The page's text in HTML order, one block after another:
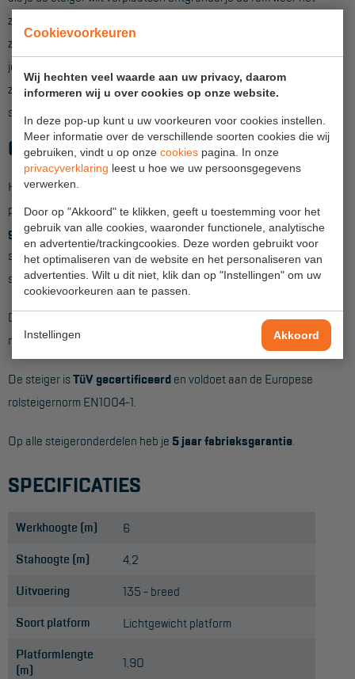
Cookievoorkeuren
Wij hechten veel waarde aan uw privacy, daarom
informeren wij u over cookies op onze website.
In deze pop-up kunt u uw voorkeuren voor cookies instellen.
Meer informatie over de verschillende soorten cookies die wij
gebruiken, vindt u op onze cookies pagina. In onze
privacyverklaring leest u hoe we uw persoonsgegevens
verwerken.
Door op "Akkoord" te klikken, geeft u toestemming voor het
gebruik van alle cookies, waaronder functionele, analytische
en advertentie/trackingcookies. Deze worden gebruikt voor
het optimaliseren van de website en het personaliseren van
advertenties. Wilt u dit niet, klik dan op "Instellingen" om uw
cookievoorkeuren aan te passen.
Instellingen Akkoord
Wet- en regelgeving
Algemene voorwaarden
Webshop voorwaarden
zo makkelijk. Wanneer je het wiel op de rem zet plaatst deze
zichzelf automatisch recht onder de staander. Hierdoor hoef
je nooit meer na te denken over de juiste stand van het
zwenkwiel. Met de wartel die op de wielstaander zit is de
steiger ook weer snel op de goede hoogte te stellen.
Gegarandeerde kwaliteit
Kies je voor een Primus rolsteiger dan heb je daar jarenlang
plezier van. Alle onderdelen wordenin Nederland
geproduceerdmet de nieuwste techniek. Hierdoor is een
snelle levering en service gegarandeerd en kunnen we je de
steiger aanbieden voor een scherpe prijs.
De Primus lichtgewicht rolsteiger is geschikt voor een
maximale belasting van
en 200kg/m2 per platform.
De steiger isTüV gecertificeerd en voldoet aan de Europese
rolsteigernorm EN1004-1.
Op alle steigeronderdelen heb je 5 jaar fabrieksgarantie
SPECIFICATIES
Werkhoogte (m) 6
Stahoogte (m) 4,2
Uitvoering 135 - breed
Soort platform Lichtgewicht platform
Platformlengte
(m)
1,90